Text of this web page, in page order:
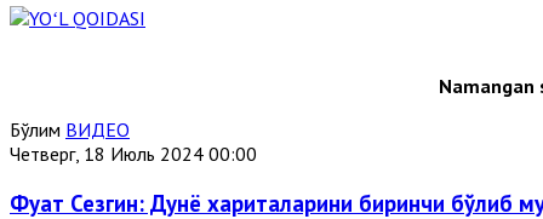
Namangan
Бўлим ВИДЕО
Четверг, 18 Июль 2024 00:00
Фуат Сезгин: Дунё хариталарини биринчи бўлиб